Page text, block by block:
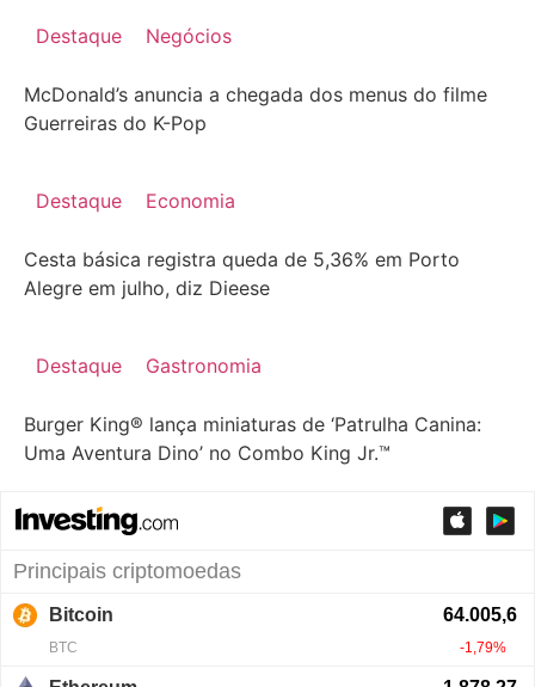
Destaque Negócios
McDonald’s anuncia a chegada dos menus do filme
Guerreiras do K-Pop
Destaque Economia
Cesta básica registra queda de 5,36% em Porto
Alegre em julho, diz Dieese
Destaque Gastronomia
Burger King® lança miniaturas de ‘Patrulha Canina:
Uma Aventura Dino’ no Combo King Jr.™